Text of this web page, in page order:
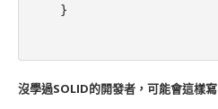
}
沒學過SOLID的開發者，可能會這樣寫